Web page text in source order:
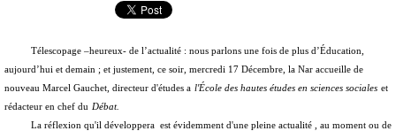
Télescopage –heureux- de l’actualité : nous parlons une fois de plus d’Éducation,
aujourd’hui et demain ; et justement, ce soir, mercredi 17 Décembre, la Nar accueille de
nouveau Marcel Gauchet, directeur d'études a l'École des hautes études en sciences sociales et
rédacteur en chef du Débat.
La réflexion qu'il développera est évidemment d'une pleine actualité , au moment ou de